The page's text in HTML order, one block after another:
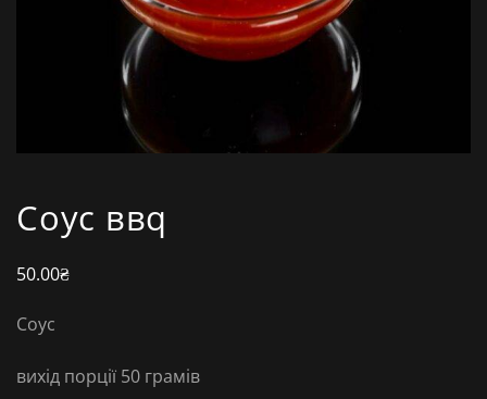
Соус ввq
50.00₴
Соус
вихід порції 50 грамів